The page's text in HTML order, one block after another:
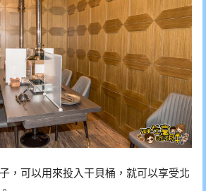
，可以用來投入干貝桶，就可以享受北